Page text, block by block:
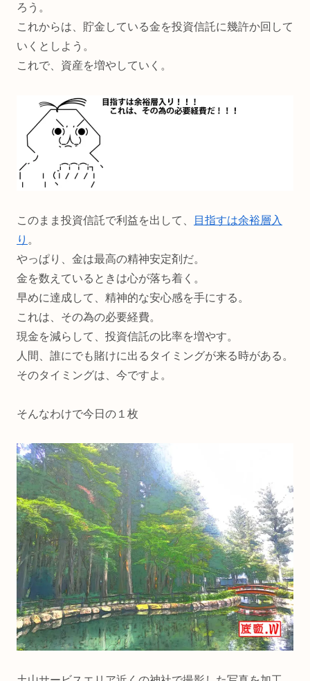
ろう。
これからは、貯金している金を投資信託に幾許か回して
いくとしよう。
これで、資産を増やしていく。
このまま投資信託で利益を出して、
目指すは余裕層入
り 。
やっぱり、金は最高の精神安定剤だ。
金を数えているときは心が落ち着く。
早めに達成して、精神的な安心感を手にする。
これは、その為の必要経費。
現金を減らして、投資信託の比率を増やす。
人間、誰にでも賭けに出るタイミングが来る時がある。
そのタイミングは、今ですよ。
そんなわけで今日の１枚